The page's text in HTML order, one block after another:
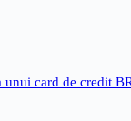
unui card de credit